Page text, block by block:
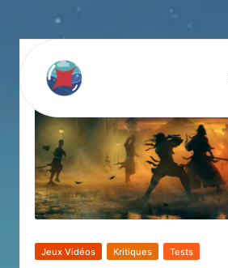
Posted
Jeux Vidéos Kritiques Tests